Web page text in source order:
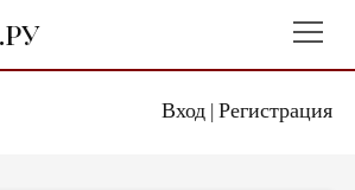
Вход| Регистрация